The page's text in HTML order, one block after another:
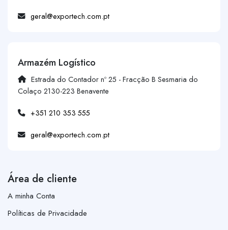
geral@exportech.com.pt
Armazém Logístico
Estrada do Contador nº 25 - Fracção B Sesmaria do
Colaço 2130-223 Benavente
+351 210 353 555
geral@exportech.com.pt
Área de cliente
A minha Conta
Políticas de Privacidade